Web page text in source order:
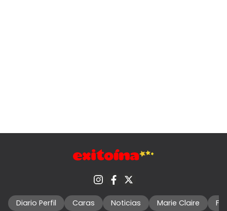
Diario Perfil Caras Noticias Marie Claire